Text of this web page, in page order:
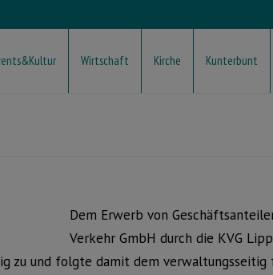
Wirtschaft Kirche Kunterbunt
Dem Erwerb von
Verkehr GmbH durch die KVG
zu und folgte damit dem